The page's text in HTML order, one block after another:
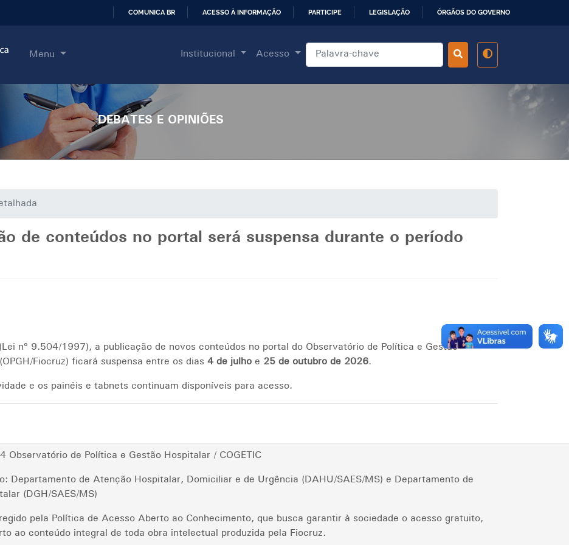
COMUNICA BR ACESSO À INFORMAÇÃO PARTICIPE LEGISLAÇÃO ÓRGÃOS DO GOVERNO
Menu Institucional Acesso
DEBATES E OPINIÕES
de conteúdos no portal será suspensa durante o período
nº 9.504/1997), a publicação de novos conteúdos no portal do Observatório de Política e Gestão
Fiocruz) ficará suspensa entre os dias 4 de julho e 25 de outubro de 2026.
e os painéis e tabnets continuam disponíveis para acesso.
Observatório de Política e Gestão Hospitalar / COGETIC
Departamento de Atenção Hospitalar, Domiciliar e de Urgência (DAHU/SAES/MS) e Departamento de
(DGH/SAES/MS)
pela Política de Acesso Aberto ao Conhecimento, que busca garantir à sociedade o acesso gratuito,
ao conteúdo integral de toda obra intelectual produzida pela Fiocruz.